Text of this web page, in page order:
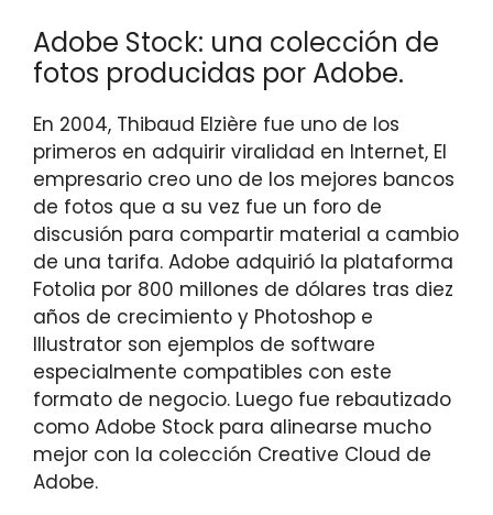
Adobe Stock: una colección de
fotos producidas por Adobe.
En 2004, Thibaud Elzière fue uno de los
primeros en adquirir viralidad en Internet, El
empresario creo uno de los mejores bancos
de fotos que a su vez fue un foro de
discusión para compartir material a cambio
de una tarifa. Adobe adquirió la plataforma
Fotolia por 800 millones de dólares tras diez
años de crecimiento y Photoshop e
Illustrator son ejemplos de software
especialmente compatibles con este
formato de negocio. Luego fue rebautizado
como Adobe Stock para alinearse mucho
mejor con la colección Creative Cloud de
Adobe.